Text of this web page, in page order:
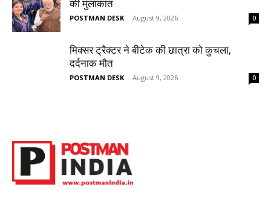
की मुलाकात
POSTMAN DESK - August 9, 2026 0
मिक्सर ट्रैक्टर ने बीटेक की छात्रा को कुचला,
दर्दनाक मौत
POSTMAN DESK - August 9, 2026 0